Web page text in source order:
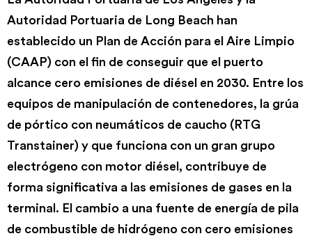
Autoridad Portuaria de Long Beach han
establecido un Plan de Acción para el Aire Limpio
(CAAP) con el fin de conseguir que el puerto
alcance cero emisiones de diésel en 2030. Entre los
equipos de manipulación de contenedores, la grúa
de pórtico con neumáticos de caucho (RTG
Transtainer) y que funciona con un gran grupo
electrógeno con motor diésel, contribuye de
forma significativa a las emisiones de gases en la
terminal. El cambio a una fuente de energía de pila
de combustible de hidrógeno con cero emisiones